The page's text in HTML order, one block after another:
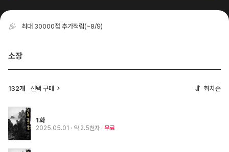
최대 30000점 추가적립(~8/9)
소장
132개 선택 구매 회차순
1화
2025.05.01 · 약 2.5천자 무료